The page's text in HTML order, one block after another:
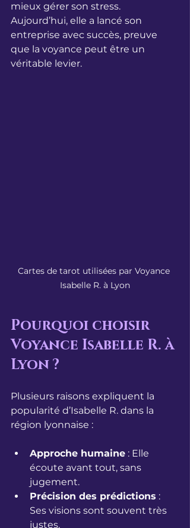
mieux gérer son stress.
Aujourd’hui, elle a lancé son
entreprise avec succès, preuve
que la voyance peut être un
véritable levier.
Cartes de tarot utilisées par Voyance
Isabelle R. à Lyon
Pourquoi choisir
Voyance Isabelle R. à
Lyon ?
Plusieurs raisons expliquent la
popularité d’Isabelle R. dans la
région lyonnaise :
Approche humaine : Elle
écoute avant tout, sans
jugement.
Précision des prédictions :
Ses visions sont souvent très
justes.